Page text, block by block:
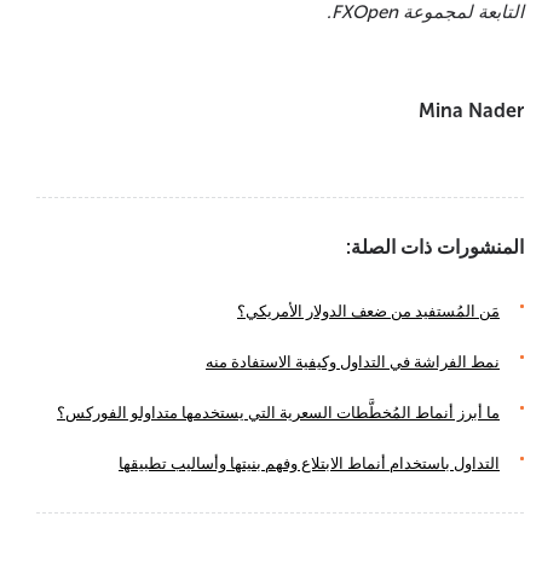
التابعة لمجموعة FXOpen.
Mina Nader
المنشورات ذات الصلة:
مَن المُستفيد من ضعف الدولار الأمريكي؟
نمط الفراشة في التداول وكيفية الاستفادة منه
ما أبرز أنماط المُخطَّطات السعرية التي يستخدمها متداولو الفوركس؟
التداول باستخدام أنماط الابتلاع وفهم بنيتها وأساليب تطبيقها